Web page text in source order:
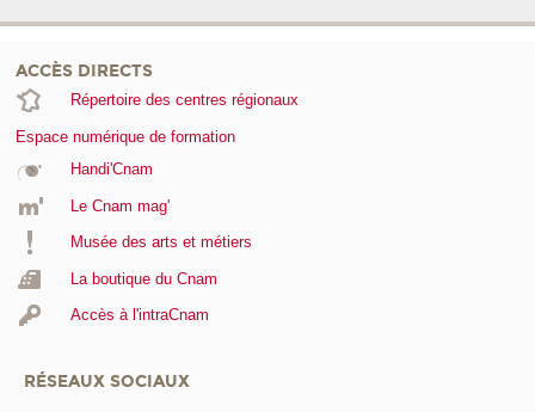
ACCÈS DIRECTS
Répertoire des centres régionaux
Espace numérique de formation
Handi'Cnam
Le Cnam mag'
Musée des arts et métiers
La boutique du Cnam
Accès à l'intraCnam
RÉSEAUX SOCIAUX